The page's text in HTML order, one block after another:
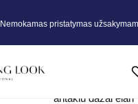
Nemokamas pristatymas